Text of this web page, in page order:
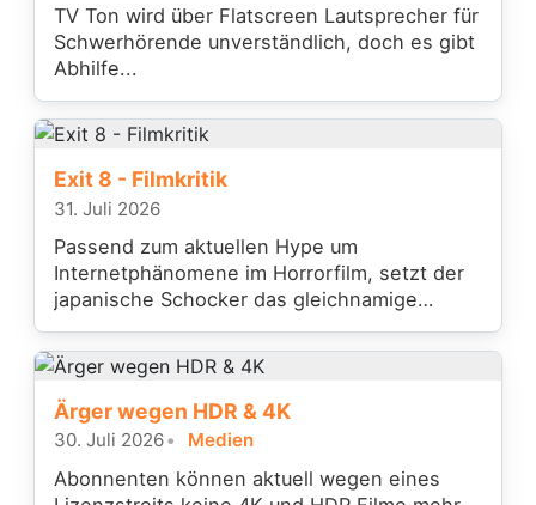
TV Ton wird über Flatscreen Lautsprecher für
Schwerhörende unverständlich, doch es gibt
Abhilfe...
Exit 8 - Filmkritik
31. Juli 2026
Passend zum aktuellen Hype um
Internetphänomene im Horrorfilm, setzt der
japanische Schocker das gleichnamige
Videospiel filmisch um.
Ärger wegen HDR & 4K
30. Juli 2026 Medien
Abonnenten können aktuell wegen eines